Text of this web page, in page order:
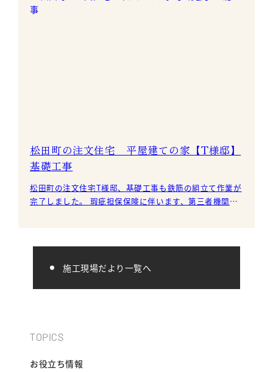
松田町の注文住宅 平屋建ての家【T様邸】
基礎工事
松田町の注文住宅T様邸、基礎工事も鉄筋の組立て作業が
完了しました。 瑕疵担保保険に伴います、第三者機関の
施工現場だより一覧へ
TOPICS
お役立ち情報